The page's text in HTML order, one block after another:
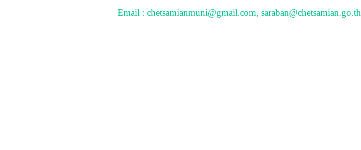
Email : chetsamianmuni@gmail.com, saraban@chetsamian.go.th